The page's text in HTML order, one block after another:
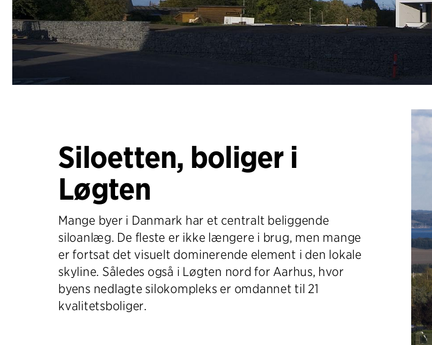
Siloetten, boliger i
Løgten
Mange byer i Danmark har et centralt beliggende
siloanlæg. De fleste er ikke længere i brug, men mange
er fortsat det visuelt dominerende element i den lokale
skyline. Således også i Løgten nord for Aarhus, hvor
byens nedlagte silokompleks er omdannet til 21
kvalitetsboliger.